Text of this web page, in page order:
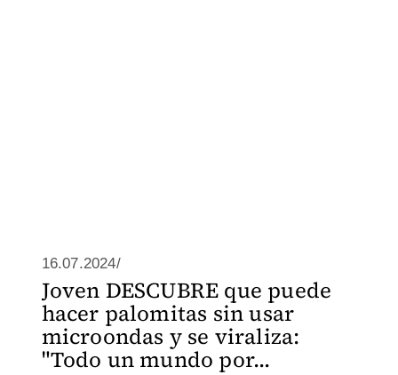
16.07.2024/
Joven DESCUBRE que puede
hacer palomitas sin usar
microondas y se viraliza:
"Todo un mundo por...